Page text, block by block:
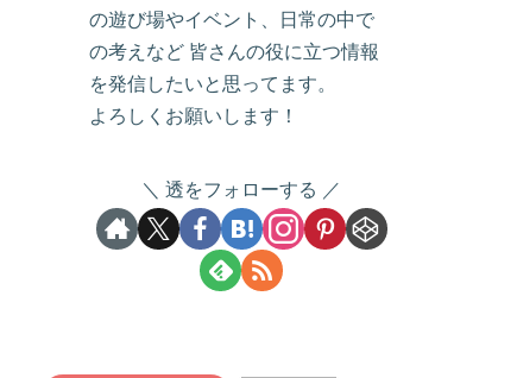
の遊び場やイベント、日常の中で
の考えなど 皆さんの役に立つ情報
を発信したいと思ってます。
よろしくお願いします！
透をフォローする